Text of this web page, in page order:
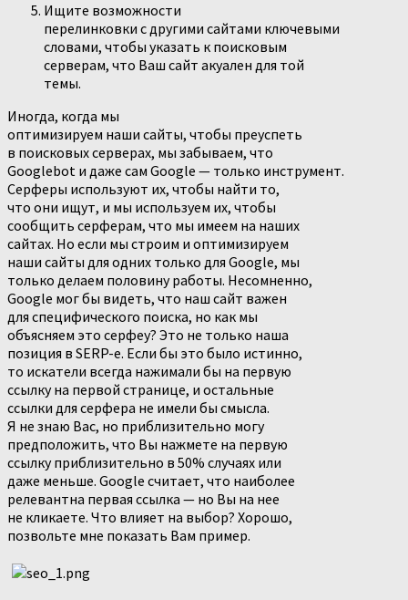
Ищите возможности
перелинковки с другими сайтами ключевыми
словами, чтобы указать к поисковым
серверам, что Ваш сайт акуален для той
темы.
Иногда, когда мы
оптимизируем наши сайты, чтобы преуспеть
в поисковых серверах, мы забываем, что
Googlebot и даже сам Google — только инструмент.
Серферы используют их, чтобы найти то,
что они ищут, и мы используем их, чтобы
сообщить серферам, что мы имеем на наших
сайтах. Но если мы строим и оптимизируем
наши сайты для одних только для Google, мы
только делаем половину работы. Несомненно,
Google мог бы видеть, что наш сайт важен
для специфического поиска, но как мы
объясняем это серфеу? Это не только наша
позиция в SERP-е. Если бы это было истинно,
то искатели всегда нажимали бы на первую
ссылку на первой странице, и остальные
ссылки для серфера не имели бы смысла.
Я не знаю Вас, но приблизительно могу
предположить, что Вы нажмете на первую
ссылку приблизительно в 50% случаях или
даже меньше. Google считает, что наиболее
релевантна первая ссылка — но Вы на нее
не кликаете. Что влияет на выбор? Хорошо,
позвольте мне показать Вам пример.